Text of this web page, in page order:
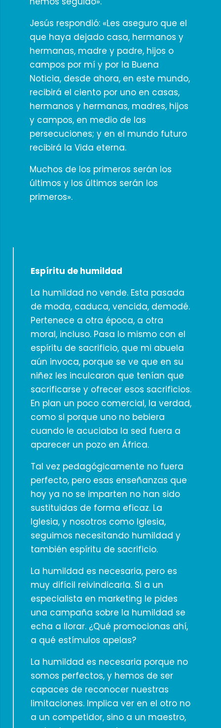
Jesús respondió: «Les aseguro que el
que haya dejado casa, hermanos y
hermanas, madre y padre, hijos o
campos por mí y por la Buena
Noticia, desde ahora, en este mundo,
recibirá el ciento por uno en casas,
hermanos y hermanas, madres, hijos
y campos, en medio de las
persecuciones; y en el mundo futuro
recibirá la Vida eterna.
Muchos de los primeros serán los
últimos y los últimos serán los
primeros».
Espíritu de humildad
La humildad no vende. Esta pasada
de moda, caduca, vencida, demodé.
Pertenece a otra época, a otra
moral, incluso. Pasa lo mismo con el
espíritu de sacrificio, que mi abuela
aún invoca, porque se ve que en su
niñez les inculcaron que tenían que
sacrificarse y ofrecer esos sacrificios.
En plan un poco comercial, la verdad,
como si porque uno no bebiera
cuando le acuciaba la sed fuera a
aparecer un pozo en África.
Tal vez pedagógicamente no fuera
perfecto, pero esas enseñanzas que
hoy ya no se imparten no han sido
sustituidas de forma eficaz. La
Iglesia, y nosotros como Iglesia,
seguimos necesitando humildad y
también espíritu de sacrificio.
La humildad es necesaria, pero es
muy difícil reivindicarla. Si a un
especialista en marketing le pides
una campaña sobre la humildad se
echa a llorar. ¿Qué promocionas ahí,
a qué estímulos apelas?
La humildad es necesaria porque no
somos perfectos, y hemos de ser
capaces de reconocer nuestras
limitaciones. Implica ver en el otro no
a un competidor, sino a un maestro,